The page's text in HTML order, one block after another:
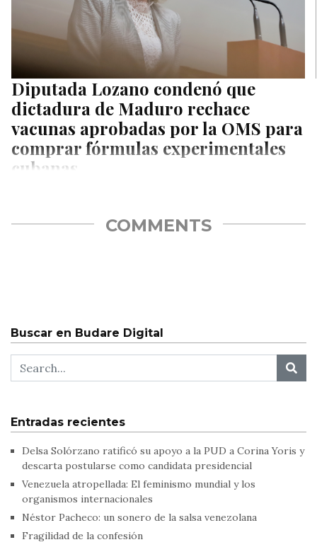
Diputada Lozano condenó que
dictadura de Maduro rechace
vacunas aprobadas por la OMS para
comprar fórmulas experimentales
cubanas
COMMENTS
Buscar en Budare Digital
Entradas recientes
Delsa Solórzano ratificó su apoyo a la PUD a Corina Yoris y
descarta postularse como candidata presidencial
Venezuela atropellada: El feminismo mundial y los
organismos internacionales
Néstor Pacheco: un sonero de la salsa venezolana
Fragilidad de la confesión